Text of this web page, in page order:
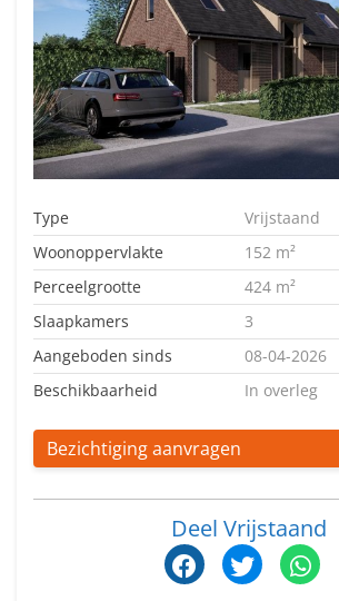
Type
Vrijstaand
Woonoppervlakte
152 m²
Perceelgrootte
424 m²
Slaapkamers
3
Aangeboden sinds
08-04-2026
Beschikbaarheid
In overleg
Bezichtiging aanvragen
Deel Vrijstaand